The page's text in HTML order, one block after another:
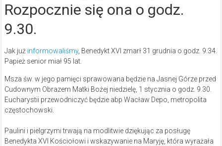
Rozpocznie się ona o godz.
9.30.
Jak już informowaliśmy, Benedykt XVI zmarł 31 grudnia o godz. 9.34.
Papież senior miał 95 lat.
Msza św. w jego pamięci sprawowana będzie na Jasnej Górze przed
Cudownym Obrazem Matki Bożej niedzielę, 1 stycznia o godz. 9.30.
Eucharystii przewodniczyć będzie abp Wacław Depo, metropolita
częstochowski.
Paulini i pielgrzymi trwają na modlitwie dziękując za posługę
Benedykta XVI Kościołowi i wskazywanie na Maryję, która wyrażała